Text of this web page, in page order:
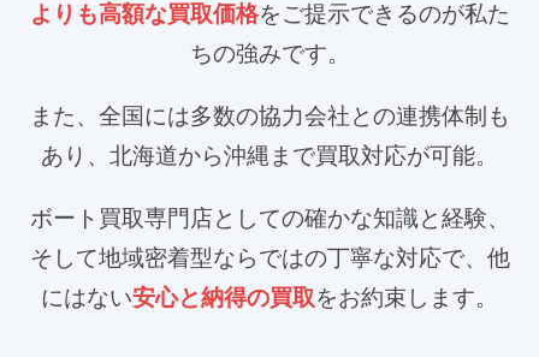
よりも高額な買取価格をご提示できるのが私た
ちの強みです。
また、全国には多数の協力会社との連携体制も
あり、北海道から沖縄まで買取対応が可能。
ボート買取専門店としての確かな知識と経験、
そして地域密着型ならではの丁寧な対応で、 他
にはない安心と納得の買取をお約束します。